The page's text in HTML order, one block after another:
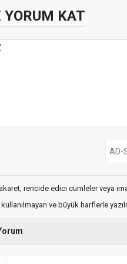
YORUM KAT
rencide edici cümleler veya
ve büyük harflerle